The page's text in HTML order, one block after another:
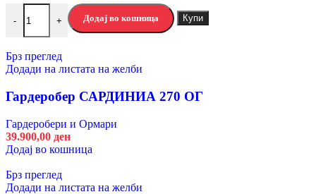
The
options
may
on
product
-
Гардеробер НАВАРА ОГ 2К количина
+ Додај во кошница Купи
Брз преглед
Додади на листата на желби
Гардеробер САРДИНИА 270 ОГ
Гардеробери и Ормари
39.900,00 ден
Додај во кошница
Брз преглед
Додади на листата на желби